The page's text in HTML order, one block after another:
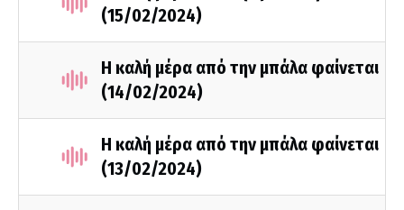
(15/02/2024)
Η καλή μέρα από την μπάλα φαίνεται
(14/02/2024)
Η καλή μέρα από την μπάλα φαίνεται
(13/02/2024)